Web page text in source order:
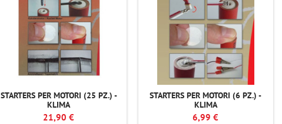
STARTERS PER MOTORI (25 PZ.) -
KLIMA
21,90 €
STARTERS PER MOTORI (6 PZ.) -
KLIMA
6,99 €